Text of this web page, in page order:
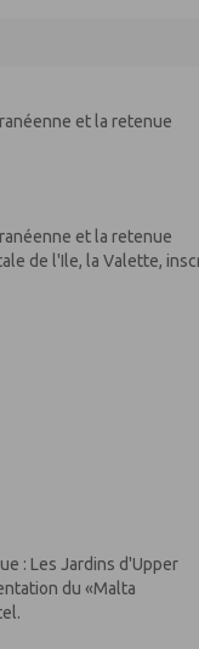
et la retenue
et la retenue
de l'Ile, la Valette,
: Les Jardins d'Upper
du «Malta